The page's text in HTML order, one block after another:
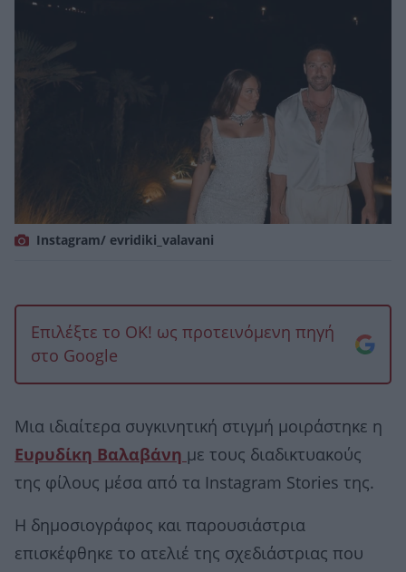
Instagram/ evridiki_valavani
Επιλέξτε το OK! ως προτεινόμενη πηγή
στο Google
Μια ιδιαίτερα συγκινητική στιγμή μοιράστηκε η
Ευρυδίκη Βαλαβάνη με τους διαδικτυακούς
της φίλους μέσα από τα Instagram Stories της.
Η δημοσιογράφος και παρουσιάστρια
επισκέφθηκε το ατελιέ της σχεδιάστριας που